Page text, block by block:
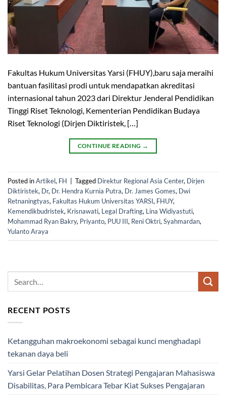
Fakultas Hukum Universitas Yarsi (FHUY),baru saja meraihi
bantuan fasilitasi prodi untuk mendapatkan akreditasi
internasional tahun 2023 dari Direktur Jenderal Pendidikan
Tinggi Riset Teknologi, Kementerian Pendidikan Budaya
Riset Teknologi (Dirjen Diktiristek, […]
CONTINUE READING →
Posted inArtikel, FH Tagged Direktur Regional Asia Center, Dirjen
Diktiristek, Dr, Dr. Hendra Kurnia Putra, Dr. James Gomes, Dwi
Retnaningtyas, Fakultas Hukum Universitas YARSI, FHUY,
Kemendikbudristek, Krisnawati, Legal Drafting, Lina Widiyastuti,
Mohammad Ryan Bakry, Priyanto, PUU III, Reni Oktri, Syahmardan,
Yulanto Araya
RECENT POSTS
Ketangguhan makroekonomi sebagai kunci menghadapi
tekanan daya beli
Yarsi Gelar Pelatihan Dosen Strategi Pengajaran Mahasiswa
Disabilitas, Para Pembicara Tebar Kiat Sukses Pengajaran